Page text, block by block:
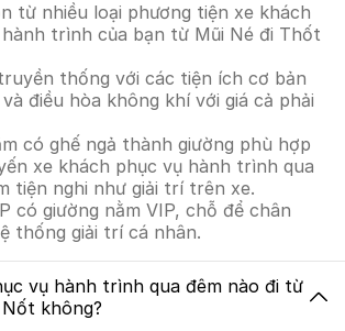
từ nhiều loại phương tiện xe khách
trình của bạn từ Mũi Né đi Thốt
thống với các tiện ích cơ bản
điều hòa không khí với giá cả phải
có ghế ngả thành giường phù hợp
xe khách phục vụ hành trình qua
tiện nghi như giải trí trên xe.
có giường nằm VIP, chỗ để chân
thống giải trí cá nhân.
vụ hành trình qua đêm nào đi từ
không?